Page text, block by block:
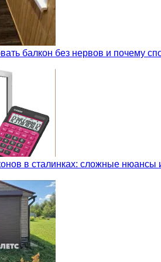
балкон без нервов и почему
в сталинках: сложные